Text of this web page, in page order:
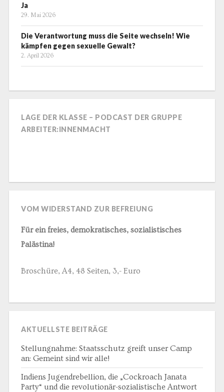
Ja
29. Mai 2026
Die Verantwortung muss die Seite wechseln! Wie
kämpfen gegen sexuelle Gewalt?
2. April 2026
LAGE DER KLASSE – PODCAST DER GRUPPE
ARBEITER:INNENMACHT
VOM WIDERSTAND ZUR BEFREIUNG
Für ein freies, demokratisches, sozialistisches
Palästina!
Broschüre, A4, 48 Seiten, 3,- Euro
AKTUELLSTE BEITRÄGE
Stellungnahme: Staatsschutz greift unser Camp
an: Gemeint sind wir alle!
Indiens Jugendrebellion, die „Cockroach Janata
Party“ und die revolutionär-sozialistische Antwort